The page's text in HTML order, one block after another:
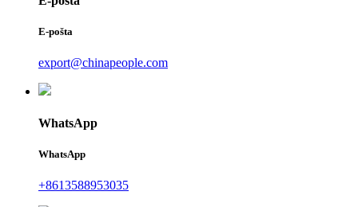
E-pošta
export@chinapeople.com
WhatsApp
WhatsApp
+8613588953035